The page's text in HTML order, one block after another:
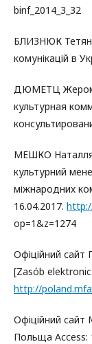
binf_2014_3_32
БЛИЗНЮК
комунікацій в
ДЮМЕТЦ Жером,
культурная
МЕШКО
культурний
міжнародних
16.04.2017.
op=1&z=1274
Офіційний сайт
[Zasób
http://
Офіційний сайт
Польща Access: